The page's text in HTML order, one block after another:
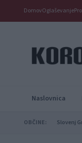
DomovOglaševanje
Naslovnica
OBČINE: Slovenj